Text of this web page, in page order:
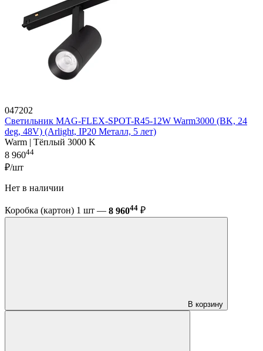
047202
Светильник MAG-FLEX-SPOT-R45-12W Warm3000 (BK, 24
deg, 48V) (Arlight, IP20 Металл, 5 лет)
Warm | Тёплый 3000 K
8 96044
₽/шт
Нет в наличии
Коробка (картон) 1 шт — 8 96044 ₽
В корзину